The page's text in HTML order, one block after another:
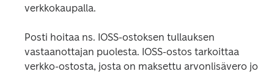
verkkokaupalla.
Posti hoitaa ns. IOSS-ostoksen tullauksen
vastaanottajan puolesta. IOSS-ostos tarkoittaa
verkko-ostosta, josta on maksettu arvonlisävero jo